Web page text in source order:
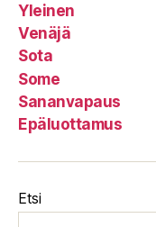
Yleinen
Venäjä
Sota
Some
Sananvapaus
Epäluottamus
Etsi